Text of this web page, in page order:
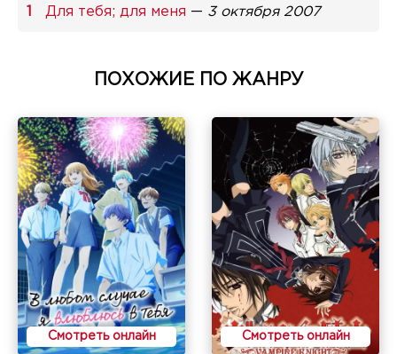
Для тебя; для меня — 3 октября 2007
ПОХОЖИЕ ПО ЖАНРУ
Смотреть онлайн Смотреть онлайн